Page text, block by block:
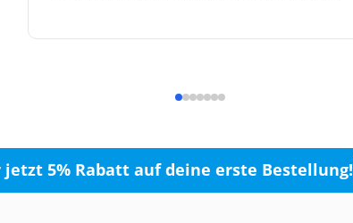
jetzt 5% Rabatt auf deine erste Bestellung!